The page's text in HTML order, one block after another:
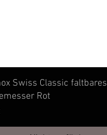
Schnellansicht
Swiss Classic faltbares
Rot